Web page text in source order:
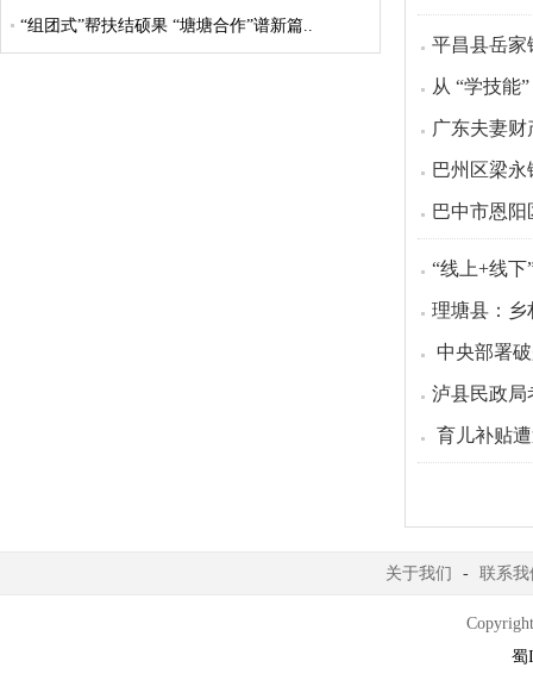
“组团式”帮扶结硕果 “塘塘合作”谱新篇..
平昌县岳家
从 “学技能
广东夫妻
巴州区梁永
巴中市恩
“线上+线
理塘县：乡
中央部署
泸县民政局
育儿补贴
关于我们 - 联系我
蜀